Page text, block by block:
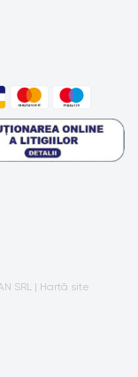
SRL | Hartă site